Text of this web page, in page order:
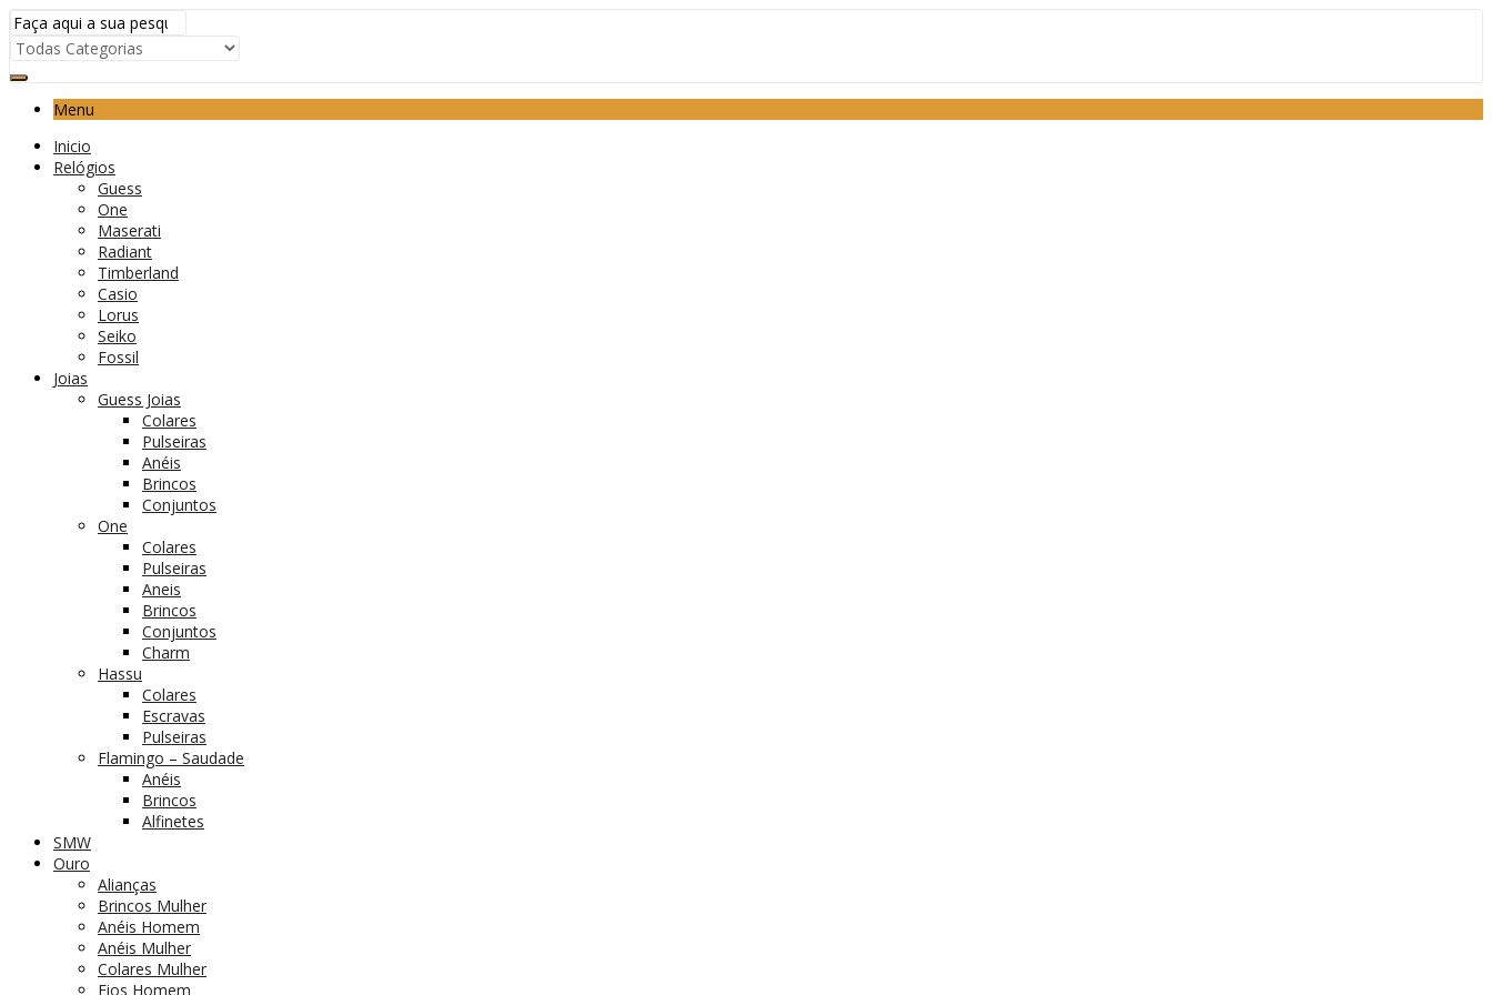
Menu
Inicio
Relógios
Guess
One
Maserati
Radiant
Timberland
Casio
Lorus
Seiko
Fossil
Joias
Guess Joias
Colares
Pulseiras
Anéis
Brincos
Conjuntos
One
Colares
Pulseiras
Aneis
Brincos
Conjuntos
Charm
Hassu
Colares
Escravas
Pulseiras
Flamingo – Saudade
Anéis
Brincos
Alfinetes
SMW
Ouro
Alianças
Brincos Mulher
Anéis Homem
Anéis Mulher
Colares Mulher
Fios Homem